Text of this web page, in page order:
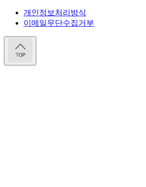
개인정보처리방식
이메일무단수집거부